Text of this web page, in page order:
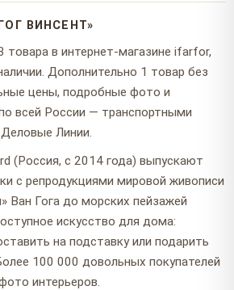
ВИНСЕНТ»
товара в интернет-магазине ifarfor,
Дополнительно 1 товар без
цены, подробные фото и
всей России — транспортными
Линии.
(Россия, с 2014 года) выпускают
с репродукциями мировой живописи
Ван Гога до морских пейзажей
искусство для дома:
на подставку или подарить
100 000 довольных покупателей
интерьеров.